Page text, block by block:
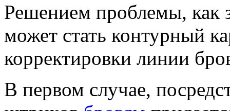
Решением проблемы, как
может стать контурный
корректировки линии
В первом случае,